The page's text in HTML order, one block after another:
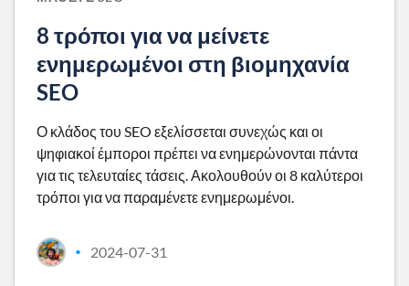
8 τρόποι για να μείνετε
ενημερωμένοι στη βιομηχανία
SEO
Ο κλάδος του SEO εξελίσσεται συνεχώς και οι
ψηφιακοί έμποροι πρέπει να ενημερώνονται πάντα
για τις τελευταίες τάσεις. Ακολουθούν οι 8 καλύτεροι
τρόποι για να παραμένετε ενημερωμένοι.
• 2024-07-31